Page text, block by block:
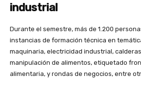
industrial
Durante el semestre, más de 1.200
instancias de formación técnica en
maquinaria, electricidad industrial,
manipulación de alimentos, etiquetado
alimentaria, y rondas de negocios, entre